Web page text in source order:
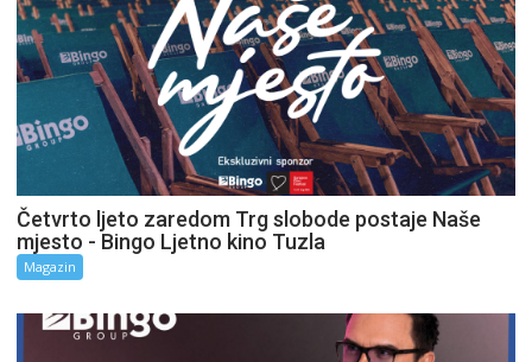
Četvrto ljeto zaredom Trg slobode postaje Naše
mjesto - Bingo Ljetno kino Tuzla
Magazin